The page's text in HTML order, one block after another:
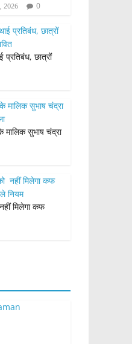
2026 0
प्रतिबंध, छात्रों
सुभाष चंद्रा
मिलेगा कफ